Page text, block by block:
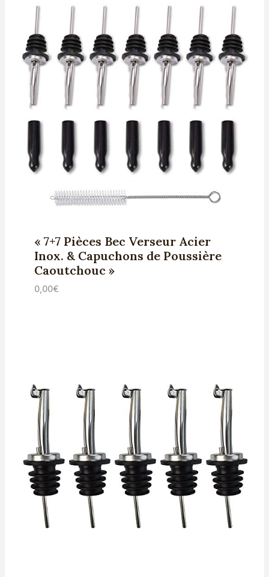
« 7+7 Pièces Bec Verseur Acier
Inox. & Capuchons de Poussière
Caoutchouc »
0,00€